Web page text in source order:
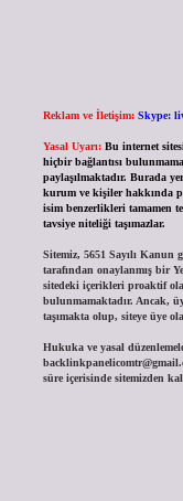
Reklam ve İletişim: Skype:
Yasal Uyarı: Bu internet
hiçbir bağlantısı
paylaşılmaktadır. Burada
kurum ve kişiler hakkında
isim benzerlikleri tamamen
tavsiye niteliği taşımazlar.
Sitemiz, 5651 Sayılı
tarafından onaylanmış bir
sitedeki içerikleri proaktif
bulunmamaktadır. Ancak,
taşımakta olup, siteye üye
Hukuka ve yasal
süre içerisinde sitemizden